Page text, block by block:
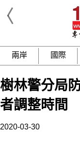
兩岸 國際
樹林警分局
者調整時間
2020-03-30